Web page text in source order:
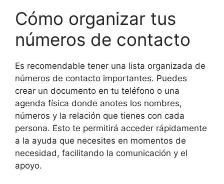
Cómo organizar tus
números de contacto
Es recomendable tener una lista organizada de
números de contacto importantes. Puedes
crear un documento en tu teléfono o una
agenda física donde anotes los nombres,
números y la relación que tienes con cada
persona. Esto te permitirá acceder rápidamente
a la ayuda que necesites en momentos de
necesidad, facilitando la comunicación y el
apoyo.